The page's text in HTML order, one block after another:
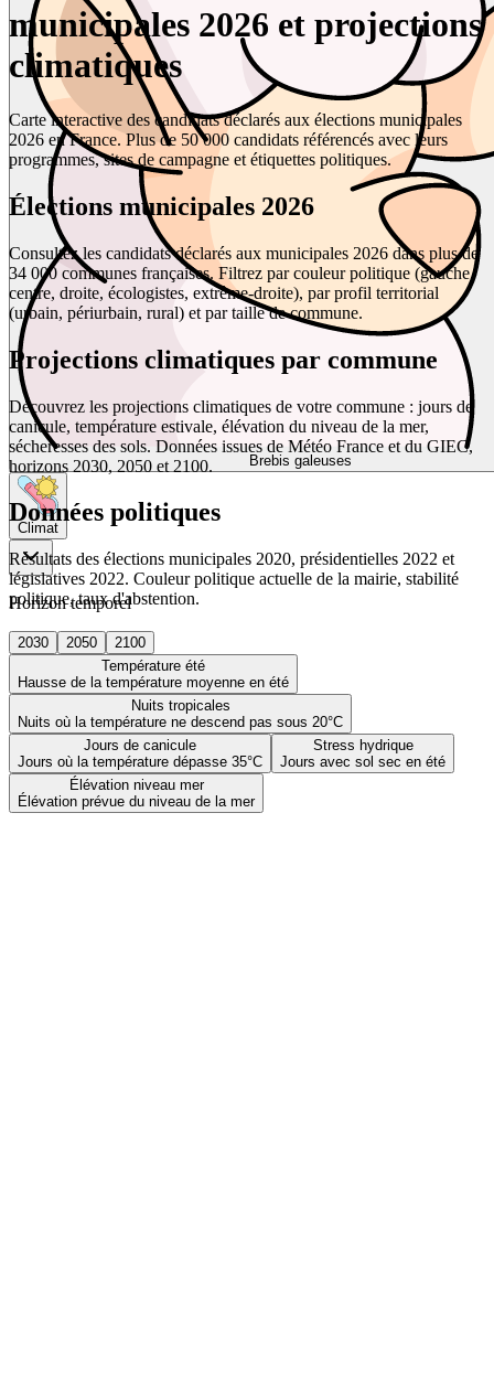
Brebis galeuses
Climat
Horizon temporel
2030 2050
2100
Température été
Hausse de la température moyenne en été
Nuits tropicales
Nuits où la température ne descend pas sous 20°C
Jours de canicule
Jours où la température dépasse 35°C
Stress hydrique
Jours avec sol sec en été
Élévation niveau mer
Élévation prévue du niveau de la mer
municipales 2026 et projections
climatiques
Carte interactive des candidats déclarés aux élections municipales
2026 en France. Plus de 50 000 candidats référencés avec leurs
programmes, sites de campagne et étiquettes politiques.
Élections municipales 2026
Consultez les candidats déclarés aux municipales 2026 dans plus de
34 000 communes françaises. Filtrez par couleur politique (gauche,
centre, droite, écologistes, extrême-droite), par profil territorial
(urbain, périurbain, rural) et par taille de commune.
Projections climatiques par commune
Découvrez les projections climatiques de votre commune : jours de
canicule, température estivale, élévation du niveau de la mer,
sécheresses des sols. Données issues de Météo France et du GIEC,
horizons 2030, 2050 et 2100.
Données politiques
Résultats des élections municipales 2020, présidentielles 2022 et
législatives 2022. Couleur politique actuelle de la mairie, stabilité
politique, taux d'abstention.